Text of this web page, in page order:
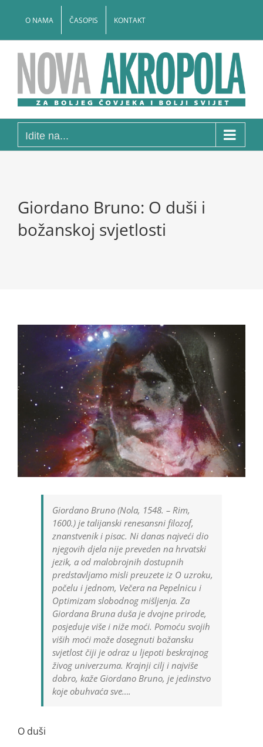
O NAMA ČASOPIS KONTAKT
Idite na...
Giordano Bruno: O duši i
božanskoj svjetlosti
Giordano Bruno (Nola, 1548. – Rim,
1600.) je talijanski renesansni filozof,
znanstvenik i pisac. Ni danas najveći dio
njegovih djela nije preveden na hrvatski
jezik, a od malobrojnih dostupnih
predstavljamo misli preuzete iz O uzroku,
počelu i jednom, Večera na Pepelnicu i
Optimizam slobodnog mi­šljenja. Za
Giordana Bruna duša je dvojne prirode,
po­sjeduje više i niže moći. Pomoću svojih
viših moći može dosegnuti božansku
svjetlost čiji je odraz u ljepoti beskrajnog
živog univerzuma. Krajnji cilj i najviše
dobro, kaže Giordano Bruno, je jedinstvo
koje obuhvaća sve….
O duši